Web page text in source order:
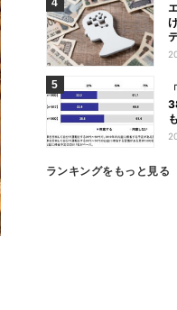
ランキングをもっと見る